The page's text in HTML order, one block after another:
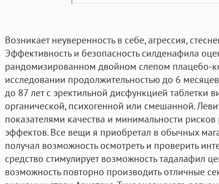
Возникает неуверенность в себе, агрессия,
Эффективность и безопасность силденафила
рандомизированном двойном слепом плацебо-
исследовании продолжительностью до 6
до 87 лет с эректильной дисфункцией таблетки
органической, психогенной или смешанной.
показателями качества и минимальности
эффектов. Все вещи я приобретал в обычных
получал возможность осмотреть и проверить
средство стимулирует возможность тадалафил
возможность повторно производить отличные